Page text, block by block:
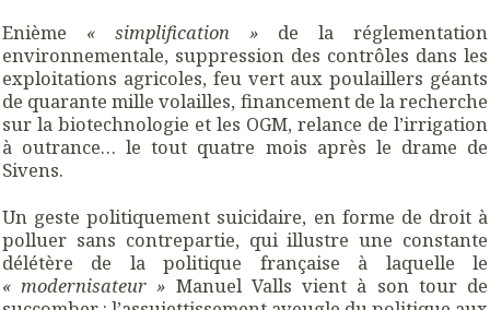
Enième « simplification » de la réglementation
environnementale, suppression des contrôles dans les
exploitations agricoles, feu vert aux poulaillers géants
de quarante mille volailles, financement de la recherche
sur la biotechnologie et les OGM, relance de l’irrigation
à outrance… le tout quatre mois après le drame de
Sivens.
Un geste politiquement suicidaire, en forme de droit à
polluer sans contrepartie, qui illustre une constante
délétère de la politique française à laquelle le
« modernisateur » Manuel Valls vient à son tour de